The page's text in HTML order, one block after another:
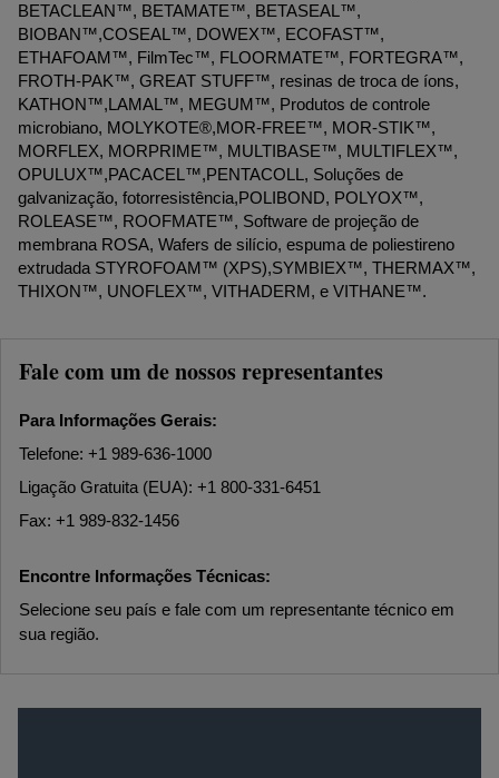
BETACLEAN™, BETAMATE™, BETASEAL™,
BIOBAN™,COSEAL™, DOWEX™, ECOFAST™,
ETHAFOAM™, FilmTec™, FLOORMATE™, FORTEGRA™,
FROTH-PAK™, GREAT STUFF™, resinas de troca de íons,
KATHON™,LAMAL™, MEGUM™, Produtos de controle
microbiano, MOLYKOTE®,MOR-FREE™, MOR-STIK™,
MORFLEX, MORPRIME™, MULTIBASE™, MULTIFLEX™,
OPULUX™,PACACEL™,PENTACOLL, Soluções de
galvanização, fotorresistência,POLIBOND, POLYOX™,
ROLEASE™, ROOFMATE™, Software de projeção de
membrana ROSA, Wafers de silício, espuma de poliestireno
extrudada STYROFOAM™ (XPS),SYMBIEX™, THERMAX™,
THIXON™, UNOFLEX™, VITHADERM, e VITHANE™.
Fale com um de nossos representantes
Para Informações Gerais:
Telefone: +1 989-636-1000
Ligação Gratuita (EUA): +1 800-331-6451
Fax: +1 989-832-1456
Encontre Informações Técnicas:
Selecione seu país e fale com um representante técnico em
sua região.